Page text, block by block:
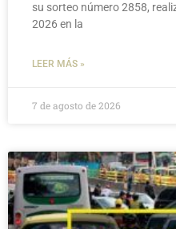
su sorteo número 2858,
2026 en la
LEER MÁS »
7 de agosto de 2026